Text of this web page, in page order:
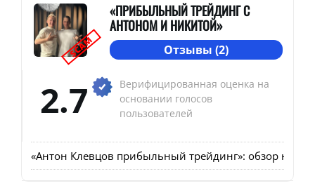
SCAM
«ПРИБЫЛЬНЫЙ ТРЕЙДИНГ С
АНТОНОМ И НИКИТОЙ»
Отзывы (2)
2.7
Верифицированная оценка на
основании голосов
пользователей
«Антон Клевцов прибыльный трейдинг»: обзор на